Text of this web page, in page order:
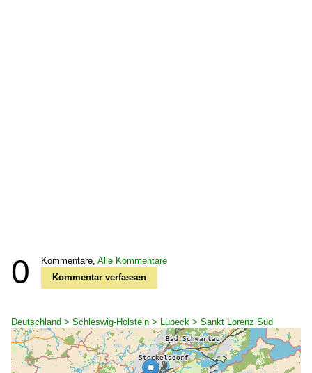
0 Kommentare, Alle Kommentare
Kommentar verfassen
Deutschland > Schleswig-Holstein > Lübeck > Sankt Lorenz Süd